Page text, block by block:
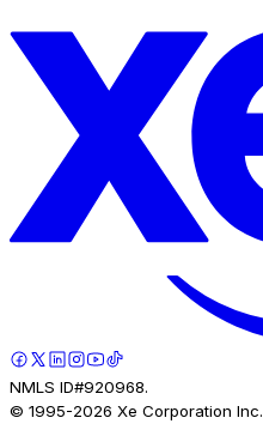
NMLS ID#920968.
© 1995-2026 Xe Corporation Inc.